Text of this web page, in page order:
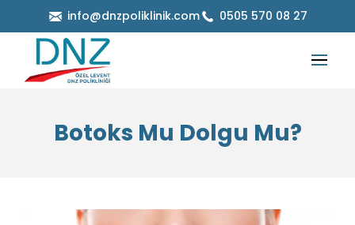
info@dnzpoliklinik.com 0505 570 08 27
Botoks Mu Dolgu Mu?